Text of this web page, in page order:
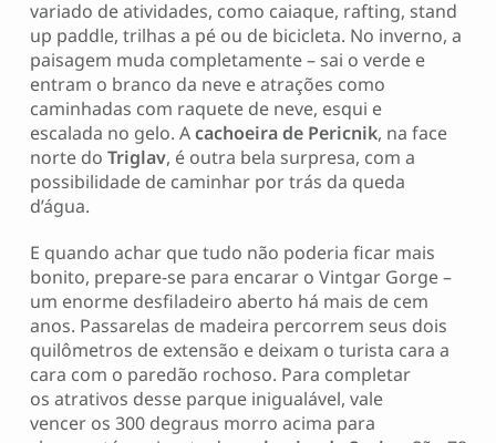
variado de atividades, como caiaque, rafting, stand
up paddle, trilhas a pé ou de bicicleta. No inverno, a
paisagem muda completamente – sai o verde e
entram o branco da neve e atrações como
caminhadas com raquete de neve, esqui e
escalada no gelo. Acachoeira de Pericnik, na face
norte do Triglav, é outra bela surpresa, com a
possibilidade de caminhar por trás da queda
d’água.
E quando achar que tudo não poderia ficar mais
bonito, prepare-se para encarar o Vintgar Gorge –
um enorme desfiladeiro aberto há mais de cem
anos. Passarelas de madeira percorrem seus dois
quilômetros de extensão e deixam o turista cara a
cara com o paredão rochoso. Para completar
os atrativos desse parque inigualável, vale
vencer os 300 degraus morro acima para